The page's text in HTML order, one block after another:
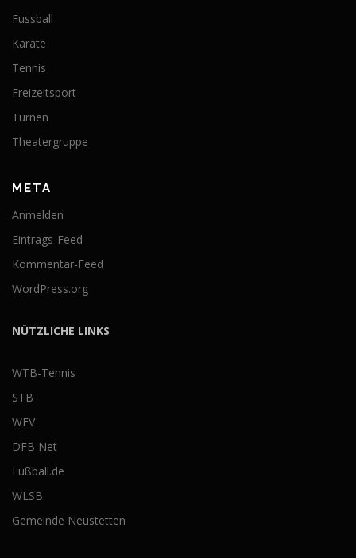
Fussball
Karate
Tennis
Freizeitsport
Turnen
Theatergruppe
META
Anmelden
Eintrags-Feed
Kommentar-Feed
WordPress.org
NÜTZLICHE LINKS
WTB-Tennis
STB
WFV
DFB Net
Fußball.de
WLSB
Gemeinde Neustetten